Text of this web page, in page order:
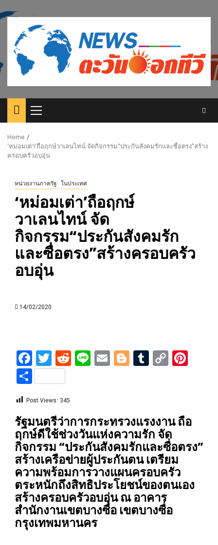
to
content
Primary
Menu
Home
‘หม่อมเต่า’ถือฤกษ์วาเลนไทน์ จัดกิจกรรม“ประกันสังคมรักและซื่อตรง”สร้าง
ครอบครัวอบอุ่น
หน่วยงานภาครัฐ ในประเทศ
‘หม่อมเต่า’ถือฤกษ์
วาเลนไทน์ จัด
กิจกรรม“ประกันสังคมรัก
และซื่อตรง”สร้างครอบครัว
อบอุ่น
14/02/2020
Facebook
Twitter
Reddit
LineEmailBlogger
Tumblr
Copy
Share
Post Views: 345
รัฐมนตรีว่าการกระทรวงแรงงาน ถือ
ฤกษ์ดีใช้ช่วงวันแห่งความรัก จัด
กิจกรรม “ประกันสังคมรักและซื่อตรง”
สร้างเครือข่ายผู้ประกันตน เตรียม
ความพร้อมการวางแผนครอบครัว
ตระหนักถึงสิทธิประโยชน์ของตนเอง
สร้างครอบครัวอบอุ่น ณ อาคาร
สำนักงานเขตบางซื่อ เขตบางซื่อ
กรุงเทพมหานคร